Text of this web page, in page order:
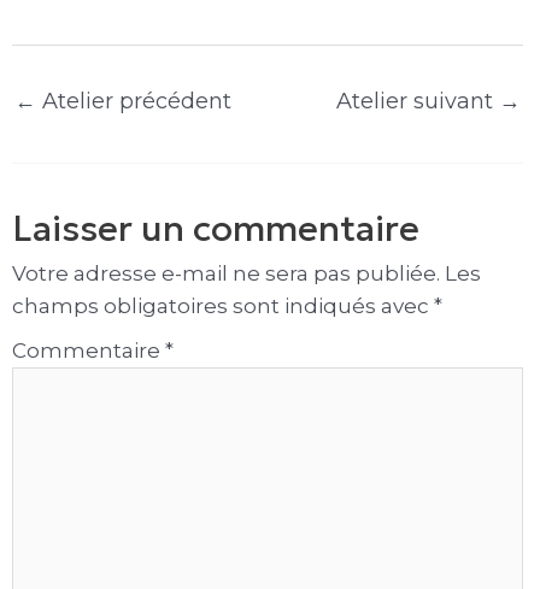
← Atelier précédent Atelier suivant →
Laisser un commentaire
Votre adresse e-mail ne sera pas publiée. Les
champs obligatoires sont indiqués avec *
Commentaire *